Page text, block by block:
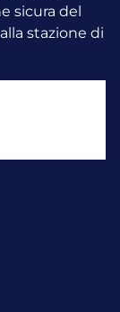
sicura del
stazione di